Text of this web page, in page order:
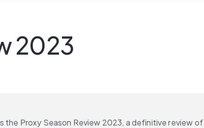
2023
the Proxy Season Review 2023, a definitive review